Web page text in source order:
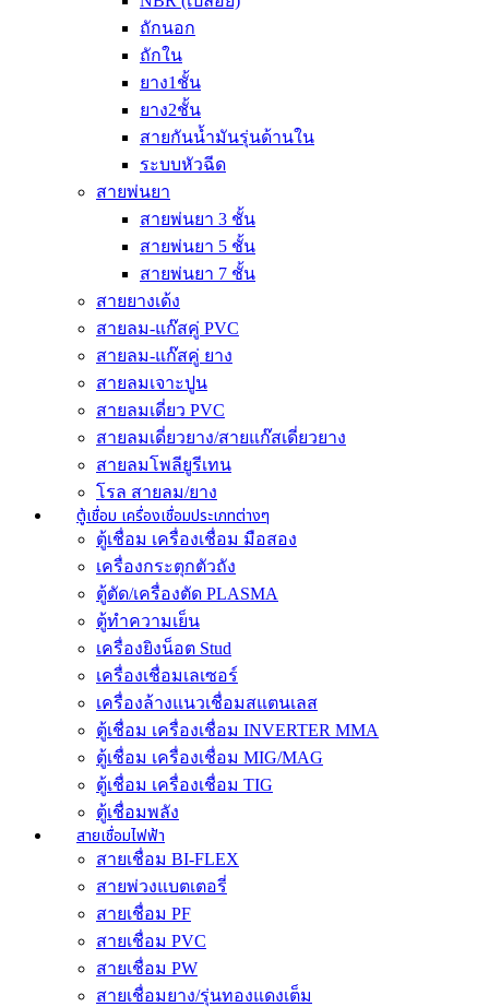
ถักนอก
ถักใน
ยาง1ชั้น
ยาง2ชั้น
สายกันน้ำมันรุ่นด้านใน
ระบบหัวฉีด
สายพ่นยา
สายพ่นยา 3 ชั้น
สายพ่นยา 5 ชั้น
สายพ่นยา 7 ชั้น
สายยางเด้ง
สายลม-แก๊สคู่ PVC
สายลม-แก๊สคู่ ยาง
สายลมเจาะปูน
สายลมเดี่ยว PVC
สายลมเดี่ยวยาง/สายแก๊สเดี่ยวยาง
สายลมโพลียูรีเทน
โรล สายลม/ยาง
ตู้เชื่อม เครื่องเชื่อมประเภทต่างๆ
ตู้เชื่อม เครื่องเชื่อม มือสอง
เครื่องกระตุกตัวถัง
ตู้ตัด/เครื่องตัด PLASMA
ตู้ทำความเย็น
เครื่องยิงน็อต Stud
เครื่องเชื่อมเลเซอร์
เครื่องล้างแนวเชื่อมสแตนเลส
ตู้เชื่อม เครื่องเชื่อม INVERTER MMA
ตู้เชื่อม เครื่องเชื่อม MIG/MAG
ตู้เชื่อม เครื่องเชื่อม TIG
ตู้เชื่อมพลัง
สายเชื่อมไฟฟ้า
สายเชื่อม BI-FLEX
สายพ่วงแบตเตอรี่
สายเชื่อม PF
สายเชื่อม PVC
สายเชื่อม PW
สายเชื่อมยาง/รุ่นทองแดงเต็ม